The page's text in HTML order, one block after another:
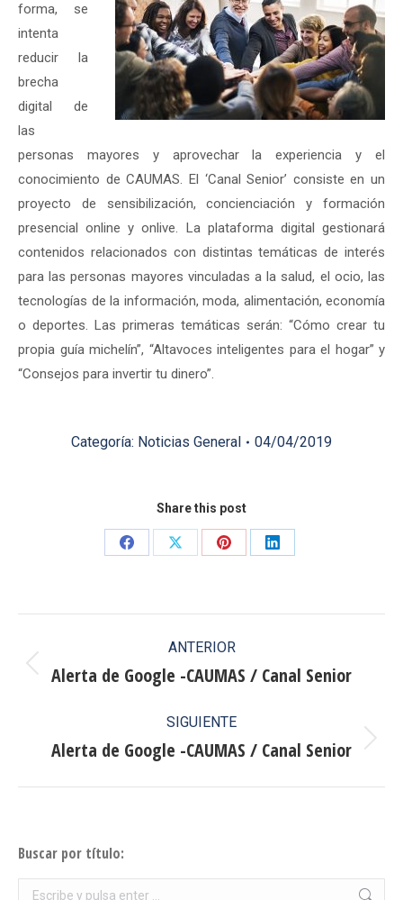
forma, se
intenta
reducir la
brecha
digital de
las
personas mayores y aprovechar la experiencia y el
conocimiento de CAUMAS. El ‘Canal Senior’ consiste en un
proyecto de sensibilización, concienciación y formación
presencial online y onlive. La plataforma digital gestionará
contenidos relacionados con distintas temáticas de interés
para las personas mayores vinculadas a la salud, el ocio, las
tecnologías de la información, moda, alimentación, economía
o deportes. Las primeras temáticas serán: “Cómo crear tu
propia guía michelín”, “Altavoces inteligentes para el hogar” y
“Consejos para invertir tu dinero”.
Categoría: Noticias General 04/04/2019
Share this post
Share
Share
Share
Share
entre
publicaciones
ANTERIOR
Publicación
Alerta de Google -CAUMAS / Canal Senior
SIGUIENTE
Publicación
Alerta de Google -CAUMAS / Canal Senior
Buscar por título:
Buscar: